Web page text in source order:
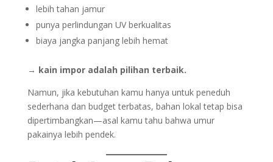
lebih tahan jamur
punya perlindungan UV berkualitas
biaya jangka panjang lebih hemat
→ kain impor adalah pilihan terbaik.
Namun, jika kebutuhan kamu hanya untuk peneduh
sederhana dan budget terbatas, bahan lokal tetap bisa
dipertimbangkan—asal kamu tahu bahwa umur
pakainya lebih pendek.